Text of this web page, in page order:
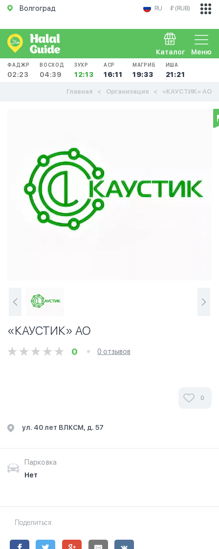
Волгоград RU ₽ (RUB)
Меню
Каталог
ФАДЖР
02:23
ВОСХОД
04:39
ЗУХР
12:13
АСР
16:11
МАГРИБ
19:33
ИША
21:21
Главная Организация «КАУСТИК» АО
«КАУСТИК» АО
0 0 отзывов
0
ул. 40 лет ВЛКСМ, д. 57
Парковка
Нет
Поделиться: